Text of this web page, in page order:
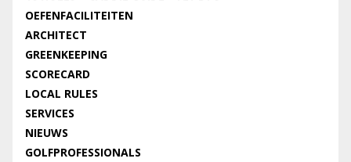
OEFENFACILITEITEN
ARCHITECT
GREENKEEPING
SCORECARD
LOCAL RULES
SERVICES
NIEUWS
GOLFPROFESSIONALS